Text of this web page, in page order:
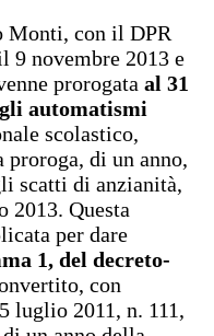
Monti, con il DPR
9 novembre 2013 e
prorogata al 31
automatismi
scolastico,
proroga, di un anno,
scatti di anzianità,
2013. Questa
per dare
1, del decreto-
con
luglio 2011, n. 111,